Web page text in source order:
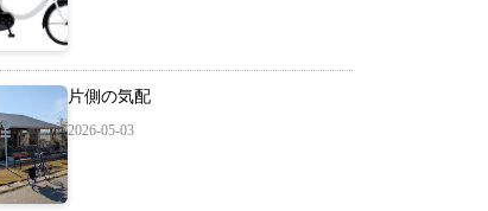
片側の気配
2026-05-03